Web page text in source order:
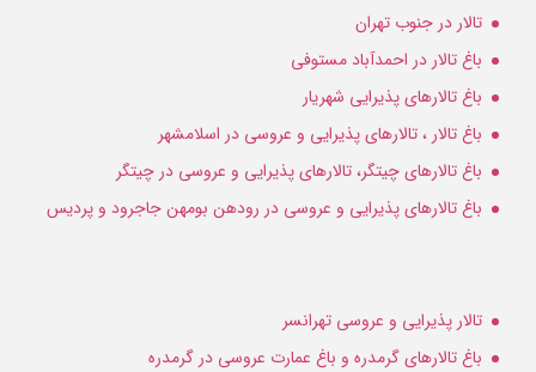
تالار در جنوب تهران
باغ تالار در احمدآباد مستوفی
باغ تالارهای پذیرایی شهریار
باغ تالار ، تالارهای پذیرایی و عروسی در اسلامشهر
باغ تالارهای چیتگر، تالارهای پذیرایی و عروسی در چیتگر
باغ تالارهای پذیرایی و عروسی در رودهن بومهن جاجرود و پردیس
تالار پذیرایی و عروسی تهرانسر
باغ تالارهای گرمدره و باغ عمارت عروسی در گرمدره